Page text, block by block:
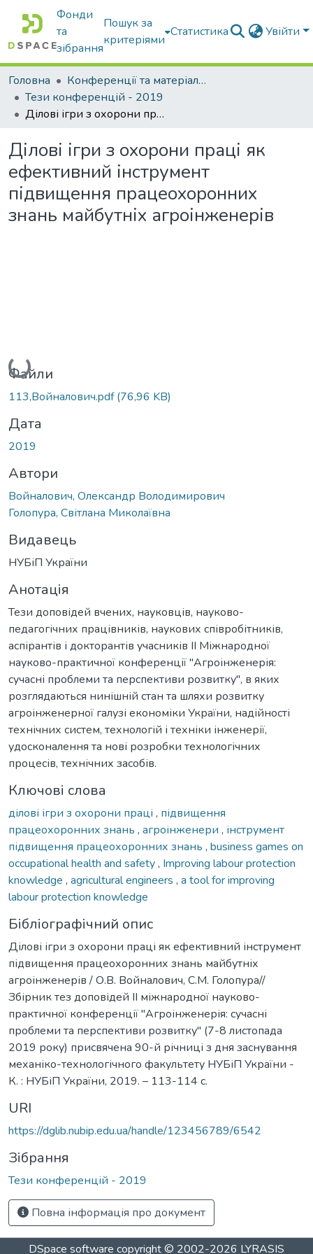
Фонди
та
зібрання
Пошук за
критеріями
Статистика Увійти
Головна
Конференції та матеріали конференцій
Тези конференцій - 2019
Ділові ігри з охорони праці як ефективний інструмент підвищення працеохоронних знань майбутніх агроінженерів
Ділові ігри з охорони праці як
ефективний інструмент
підвищення працеохоронних
знань майбутніх агроінженерів
Вантажиться...
Файли
113,Войналович.pdf(76,96 KB)
Дата
2019
Автори
Войналович, Олександр Володимирович
Голопура, Світлана Миколаївна
Видавець
НУБіП України
Анотація
Тези доповідей вчених, науковців, науково-
педагогічних працівників, наукових співробітників,
аспірантів і докторантів учасників ІІ Міжнародної
науково-практичної конференції "Агроінженерія:
сучасні проблеми та перспективи розвитку", в яких
розглядаються нинішній стан та шляхи розвитку
агроінженерної галузі економіки України, надійності
технічних систем, технологій і техніки інженерії,
удосконалення та нові розробки технологічних
процесів, технічних засобів.
Ключові слова
ділові ігри з охорони праці , підвищення
працеохоронних знань , агроінженери , інструмент
підвищення працеохоронних знань , business games on
occupational health and safety, Improving labour protection
knowledge , agricultural engineers , a tool for improving
labour protection knowledge
Бібліографічний опис
Ділові ігри з охорони праці як ефективний інструмент
підвищення працеохоронних знань майбутніх
агроінженерів / О.В. Войналович, С.М. Голопура//
Збірник тез доповідей ІІ міжнародної науково-
практичної конференції "Агроінженерія: сучасні
проблеми та перспективи розвитку" (7-8 листопада
2019 року) присвячена 90-й річниці з дня заснування
механіко-технологічного факультету НУБіП України -
К. : НУБіП України, 2019. – 113-114 с.
URI
https://dglib.nubip.edu.ua/handle/123456789/6542
Зібрання
Тези конференцій - 2019
Повна інформація про документ
DSpace software copyright © 2002-2026 LYRASIS